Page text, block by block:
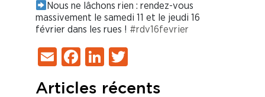
Nous ne lâchons rien : rendez-vous
massivement le samedi 11 et le jeudi 16
février dans les rues ! #rdv16fevrier
EmailFacebook
LinkedIn
Articles récents